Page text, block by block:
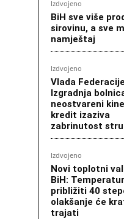
Izdvojeno
BiH sve više
sirovinu, a sve
namještaj
Izdvojeno
Vlada
Izgradnja
neostvareni
kredit izaziva
zabrinutost
Izdvojeno
Novi toplotni
BiH:
približiti 40
olakšanje će
trajati